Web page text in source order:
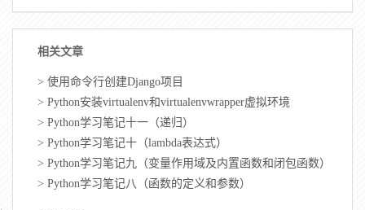
相关文章
> 使用命令行创建Django项目
> Python安装virtualenv和virtualenvwrapper虚拟环境
> Python学习笔记十一（递归）
> Python学习笔记十（lambda表达式）
> Python学习笔记九（变量作用域及内置函数和闭包函数）
> Python学习笔记八（函数的定义和参数）